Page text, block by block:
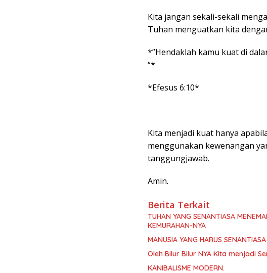
Kita jangan sekali-sekali
Tuhan menguatkan kita
*”Hendaklah kamu kuat di
“*
*Efesus 6:10*
Kita menjadi kuat hanya
menggunakan kewenangan
tanggungjawab.
Amin.
Berita Terkait
TUHAN YANG SENANTIASA
KEMURAHAN-NYA
MANUSIA YANG HARUS
Oleh Bilur Bilur NYA Kita menjadi
KANIBALISME MODERN.